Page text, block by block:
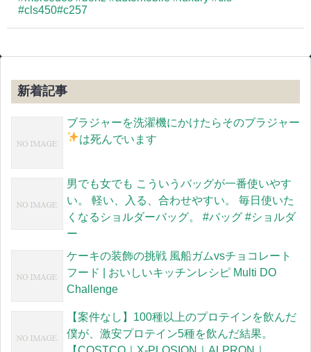
#cls450#c257
新着記事
ブラジャーを洗濯機にかけたらそのブラジャー
は死んでいます
男でも女でも こういうバッグが一番使いやす
い。 軽い、入る、合わせやすい。 毎日使いた
くなるショルダーバッグ。 #バッグ #ショルダ
ー
ケーキの装飾の挑戦 風船ガムvsチョコレート
フード | おいしいキッチンレシピ Multi DO
Challenge
【案件なし】100種以上のプロテインを飲んだ
僕が、激安プロテイン5種を飲んだ結果。